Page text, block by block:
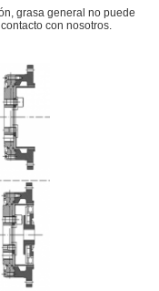
grasa general no puede
con nosotros.